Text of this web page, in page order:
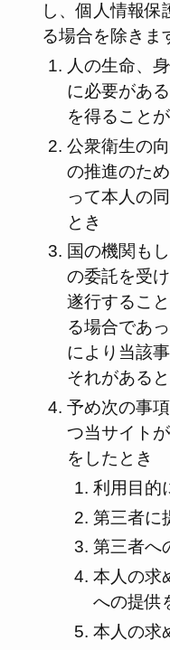
し、個人情報
る場合を除きま
人の生命、
に必要があ
を得ること
公衆衛生の
の推進のた
って本人の
とき
国の機関も
の委託を受
遂行するこ
る場合であ
により当該
それがある
予め次の事
つ当サイト
をしたとき
利用目的
第三者に
第三者へ
本人の求
への提供
本人の求